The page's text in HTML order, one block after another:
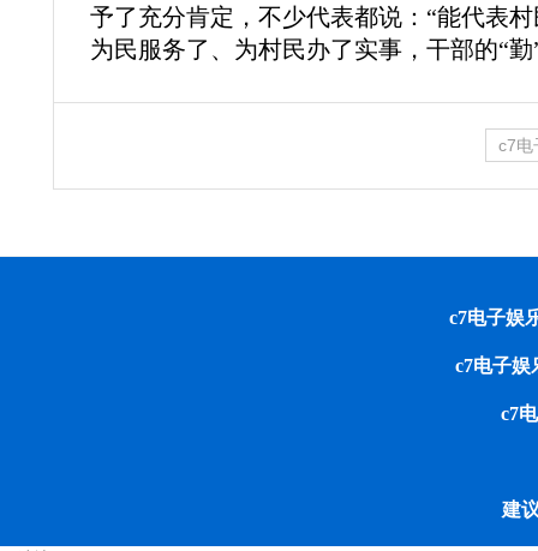
予了充分肯定，不少代表都说：“能代表
为民服务了、为村民办了实事，干部的“
c7电
c7电子娱
c7电子娱
c7
建